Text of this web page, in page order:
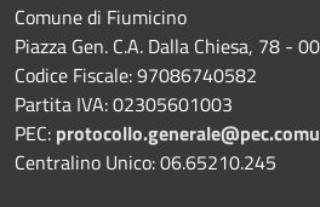
Comune di Fiumicino
Piazza Gen. C.A. Dalla Chiesa, 78 -
Codice Fiscale: 97086740582
Partita IVA: 02305601003
PEC:
Centralino Unico: 06.65210.245